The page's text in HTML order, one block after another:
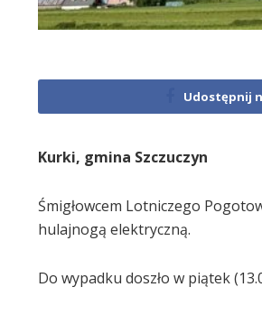
Udostępnij
Kurki, gmina Szczuczyn
Śmigłowcem Lotniczego
hulajnogą elektryczną.
Do wypadku doszło w piątek